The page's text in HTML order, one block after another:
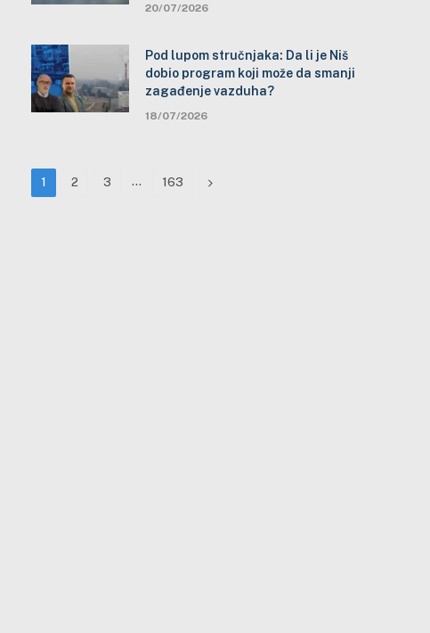
20/07/2026
Pod lupom stručnjaka: Da li je Niš
dobio program koji može da smanji
zagađenje vazduha?
18/07/2026
1 2 3 … 163 Next